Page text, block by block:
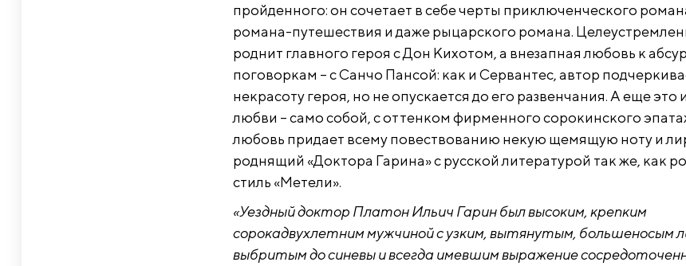
пройденного: он сочетает в себе черты приключенческого
романа-путешествия и даже рыцарского романа.
роднит главного героя с Дон Кихотом, а внезапная любовь к
поговоркам – с Санчо Пансой: как и Сервантес, автор
некрасоту героя, но не опускается до его развенчания. А еще это
любви – само собой, с оттенком фирменного сорокинского
любовь придает всему повествованию некую щемящую ноту и
роднящий «Доктора Гарина» с русской литературой так же, как
стиль «Метели».
«Уездный доктор Платон Ильич Гарин был высоким, крепким
сорокадвухлетним мужчиной с узким, вытянутым, большеносым
выбритым до синевы и всегда имевшим выражение